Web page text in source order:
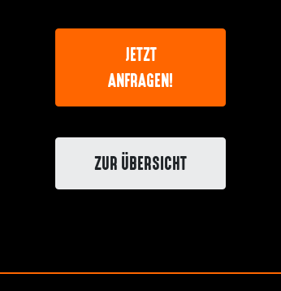
JETZT
ANFRAGEN!
ZUR ÜBERSICHT